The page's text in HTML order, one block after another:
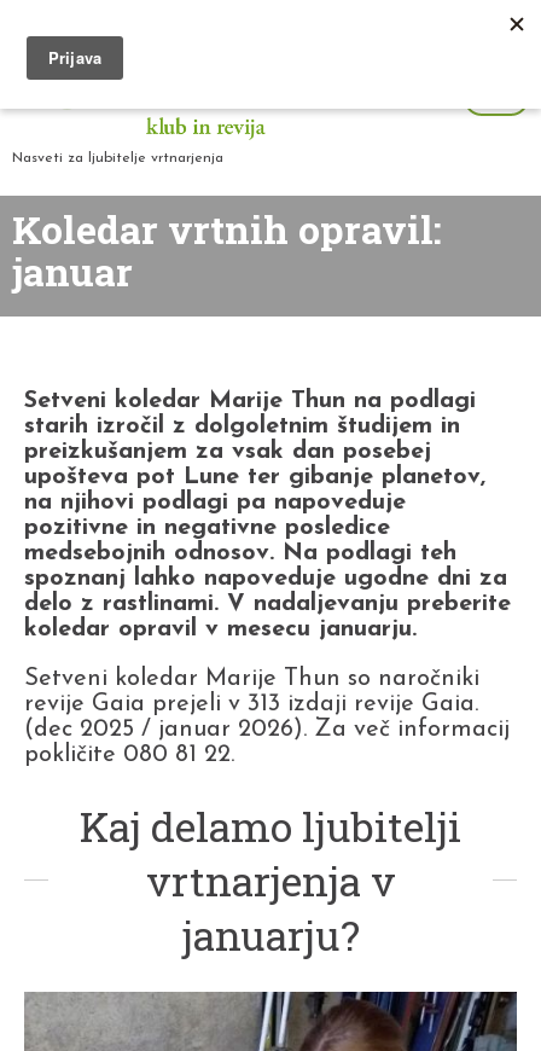
Nasveti za ljubitelje vrtnarjenja
Koledar vrtnih opravil:
januar
Setveni koledar Marije Thun na podlagi
starih izročil z dolgoletnim študijem in
preizkušanjem za vsak dan posebej
upošteva pot Lune ter gibanje planetov,
na njihovi podlagi pa napoveduje
pozitivne in negativne posledice
medsebojnih odnosov. Na podlagi teh
spoznanj lahko napoveduje ugodne dni za
delo z rastlinami. V nadaljevanju preberite
koledar opravil v mesecu januarju.
Setveni koledar Marije Thun so naročniki
revije Gaia prejeli v 313 izdaji revije Gaia.
(dec 2025 / januar 2026). Za več informacij
pokličite 080 81 22.
Kaj delamo ljubitelji
vrtnarjenja v
januarju?